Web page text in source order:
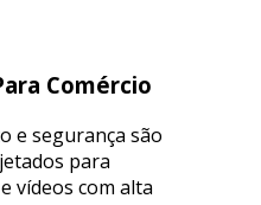
Comércio
e segurança são
para
vídeos com alta